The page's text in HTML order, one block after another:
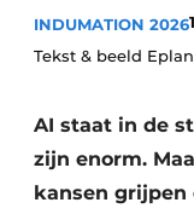
INDUMATION 2026
Tekst & beeld Eplan
AI staat in de
zijn enorm.
kansen grijpen